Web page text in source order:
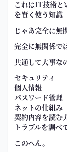
これはIT技術と
を賢く使う知識
じゃあ完全に無
完全に無関係で
共通して大事な
セキュリティ
個人情報
パスワード管理
ネットの仕組み
契約内容を読む
トラブルを調べ
このへん。